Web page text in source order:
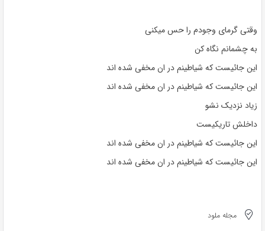
وقتی گرمای وجودم را حس میکنی
به چشمانم نگاه کن
این جائیست که شیاطینم در ان مخفی شده اند
این جائیست که شیاطینم در ان مخفی شده اند
زیاد نزدیک نشو
داخلش تاریکیست
این جائیست که شیاطینم در ان مخفی شده اند
این جائیست که شیاطینم در ان مخفی شده اند
مجله ملود